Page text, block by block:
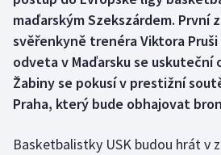
Curling
Dostihy
Florbal
maďarským Szekszárdem. První
svěřenkyně trenéra Viktora Pruši
odveta v Maďarsku se uskuteční
Žabiny se pokusí v prestižní
Praha, který bude obhajovat
Basketbalistky USK budou hrát v